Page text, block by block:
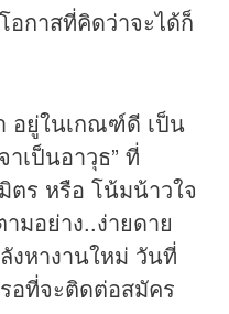
กาสที่คิดว่าจะได้ก็
อยู่ในเกณฑ์ดี เป็น
เป็นอาวุธ” ที่
ตร หรือ โน้มน้าวใจ
มอย่าง..ง่ายดาย
งหางานใหม่ วันที่
อที่จะติดต่อสมัคร